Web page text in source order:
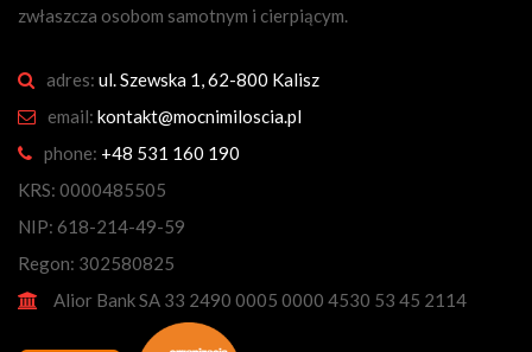
zwłaszcza osobom samotnym i cierpiącym.
adres: ul. Szewska 1, 62-800 Kalisz
email: kontakt@mocnimiloscia.pl
phone: +48 531 160 190
KRS: 0000485505
NIP: 618-214-49-59
Regon: 302580825
Alior Bank SA 33 2490 0005 0000 4530 53 45 2114